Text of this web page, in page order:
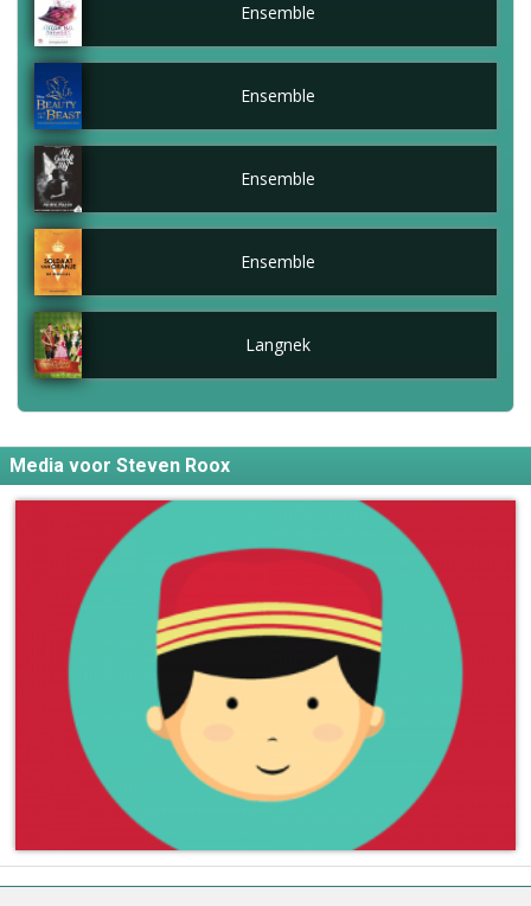
Ensemble
Ensemble
Ensemble
Ensemble
Langnek
Media voor Steven Roox